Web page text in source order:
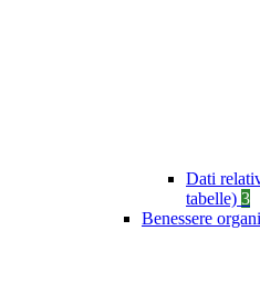
Dati
tabelle) 3
Benessere